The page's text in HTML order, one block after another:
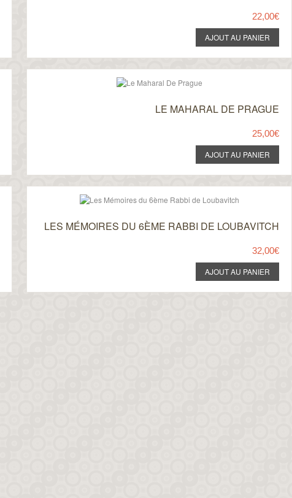
22,00€
LE MAHARAL DE PRAGUE
25,00€
LES MÉMOIRES DU 6ÈME RABBI DE LOUBAVITCH
32,00€